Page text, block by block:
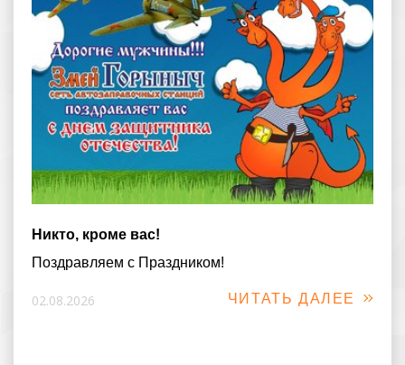
Никто, кроме вас!
Поздравляем с Праздником!
02.08.2026 ЧИТАТЬ ДАЛЕЕ